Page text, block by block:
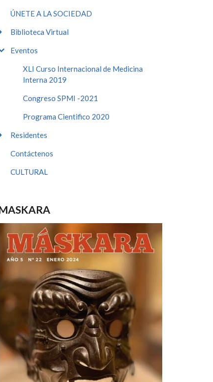
ÚNETE A LA SOCIEDAD
Biblioteca Virtual
Eventos
XLI Curso Internacional de Medicina
Interna 2019
Congreso SPMI -2021
Programa Cientifico 2020
Residentes
Contáctenos
CULTURAL